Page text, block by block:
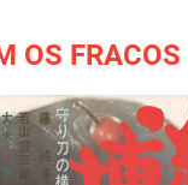
OS FRACOS